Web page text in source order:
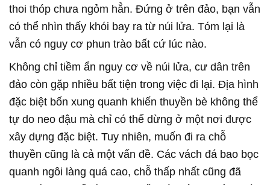
thoi thóp chưa ngỏm hẳn. Đứng ở trên đảo, bạn vẫn
có thể nhìn thấy khói bay ra từ núi lửa. Tóm lại là
vẫn có nguy cơ phun trào bất cứ lúc nào.
Không chỉ tiềm ẩn nguy cơ về núi lửa, cư dân trên
đảo còn gặp nhiều bất tiện trong việc đi lại. Địa hình
đặc biệt bốn xung quanh khiến thuyền bè không thể
tự do neo đậu mà chỉ có thể dừng ở một nơi được
xây dựng đặc biệt. Tuy nhiên, muốn đi ra chỗ
thuyền cũng là cả một vấn đề. Các vách đá bao bọc
quanh ngôi làng quá cao, chỗ thấp nhất cũng đã